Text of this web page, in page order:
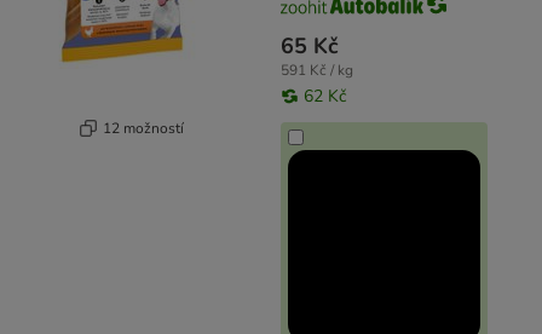
12 možností
65 Kč
591 Kč / kg
62 Kč